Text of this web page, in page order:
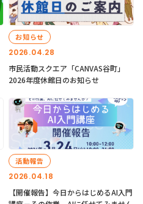
2026.04.28
お知らせ
市民活動スクエア「CANVAS谷町」
2026年度休館日のお知らせ
2026.04.18
活動報告
【開催報告】今日からはじめるAI入門